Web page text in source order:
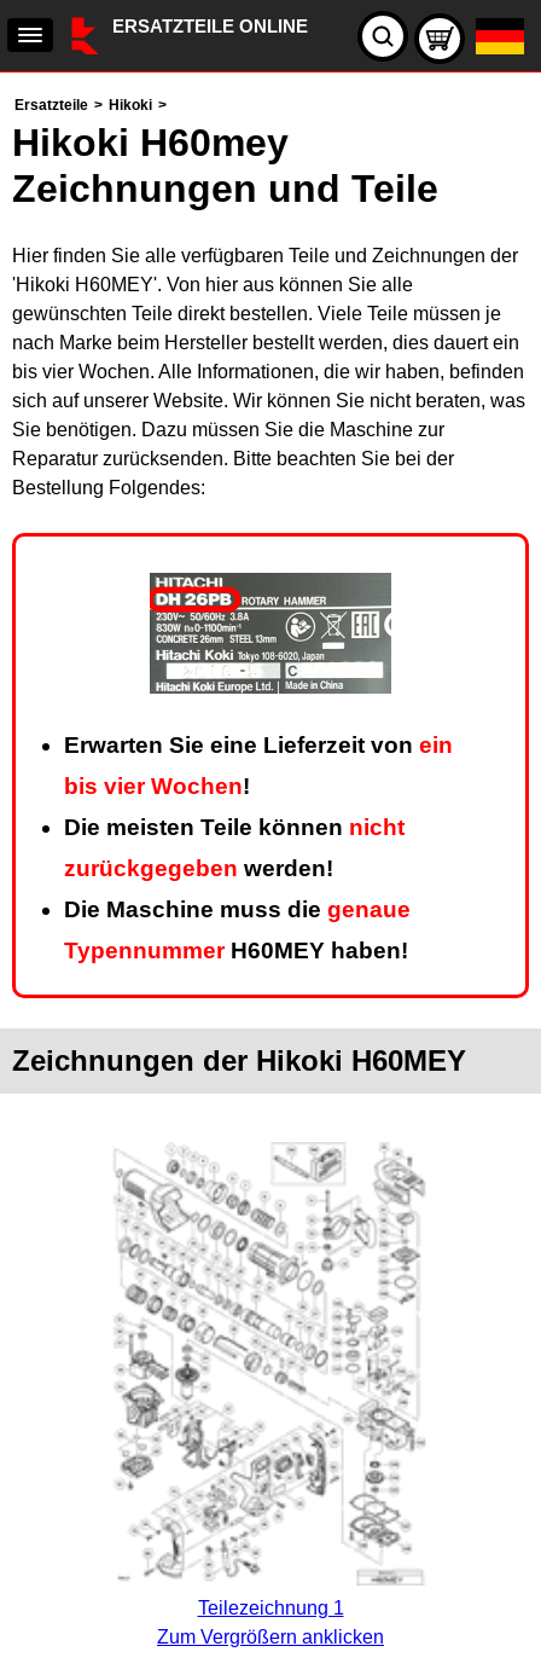
ERSATZTEILE ONLINE
Ersatzteile > Hikoki >
Hikoki H60mey
Zeichnungen und Teile
Hier finden Sie alle verfügbaren Teile und Zeichnungen der
'Hikoki H60MEY'. Von hier aus können Sie alle
gewünschten Teile direkt bestellen. Viele Teile müssen je
nach Marke beim Hersteller bestellt werden, dies dauert ein
bis vier Wochen. Alle Informationen, die wir haben, befinden
sich auf unserer Website. Wir können Sie nicht beraten, was
Sie benötigen. Dazu müssen Sie die Maschine zur
Reparatur zurücksenden. Bitte beachten Sie bei der
Bestellung Folgendes:
Erwarten Sie eine Lieferzeit von ein
bis vier Wochen!
Die meisten Teile können nicht
zurückgegeben werden!
Die Maschine muss die genaue
TypennummerH60MEY haben!
Zeichnungen der Hikoki H60MEY
Teilezeichnung 1
Zum Vergrößern anklicken